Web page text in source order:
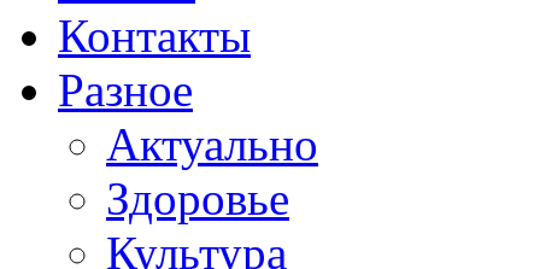
Контакты
Разное
Актуально
Здоровье
Культура